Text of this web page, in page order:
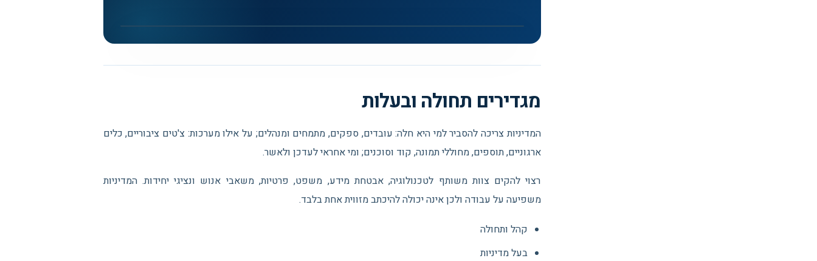
Responsible AI Principles: מדריך וידאו בנושא מדיניות AI ארגונית - Microsoft Learn ▶
מגדירים תחולה ובעלות
המדיניות צריכה להסביר למי היא חלה: עובדים, ספקים, מתמחים ומנהלים; על אילו מערכות: צ'טים ציבוריים, כלים
ארגוניים, תוספים, מחוללי תמונה, קוד וסוכנים; ומי אחראי לעדכן ולאשר.
רצוי להקים צוות משותף לטכנולוגיה, אבטחת מידע, משפט, פרטיות, משאבי אנוש ונציגי יחידות. המדיניות
משפיעה על עבודה ולכן אינה יכולה להיכתב מזווית אחת בלבד.
קהל ותחולה
בעל מדיניות